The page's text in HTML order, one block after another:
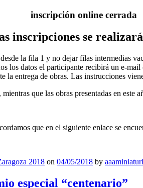
inscripción online cerrada
inscripciones se
la fila 1 y no dejar filas intermedias
los datos el participante recibirá un e-
entrega de obras. Las instrucciones
, mientras que las obras presentadas en este
que en el siguiente enlace se
2018 on 04/05/2018 by
especial “centenario”